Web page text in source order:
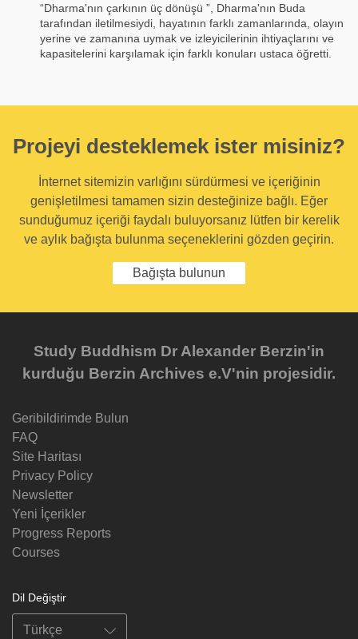
“Dharma'nın çarkının üç dönüşü ”, Dharma'nın Buda
tarafından iletilmesiydi, hayatının farklı zamanlarında, olayın
yerine ve zamanına uymak ve izleyicilerinin ihtiyaçlarını ve
kapasitelerini karşılamak için farklı konuları ustaca öğretti.
Projeyi desteklemek ister misiniz?
İnternet sitemizin varlığını sürdürmesi ve içeriğinin
genişletilmesi tamamen sizin desteğinize bağlı. Eğer
sunduğumuz içeriği faydalı buluyorsanız lütfen bir kerelik
ve aylık bağışta bulunma seçeneklerini gözden geçirin.
Bağışta bulunun
Study Buddhism Dr Alexander Berzin'in
kurduğu Berzin Archives e.V'nin projesidir.
Geribildirimde Bulun
FAQ
Site Haritası
Privacy Policy
Newsletter
Yeni İçerikler
Progress Reports
Courses
Dil Değiştir